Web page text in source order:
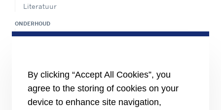
Literatuur
ONDERHOUD
Locator onderhoudscentrum
CONTACT
Mediacenter
Contactpersonen Sales
By clicking “Accept All Cookies”, you
agree to the storing of cookies on your
device to enhance site navigation,